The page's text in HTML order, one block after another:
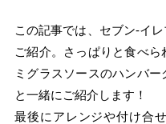
この記事では、セブン‐イ
ご紹介。さっぱりと食べ
ミグラスソースのハンバ
と一緒にご紹介します！
最後にアレンジや付け合